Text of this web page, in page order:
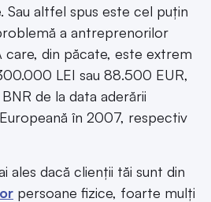
Sau altfel spus este cel puțin
a antreprenorilor
care, din păcate, este extrem
LEI sau 88.500 EUR,
de la data aderării
în 2007, respectiv
ales dacă clienții tăi sunt din
persoane fizice, foarte mulți